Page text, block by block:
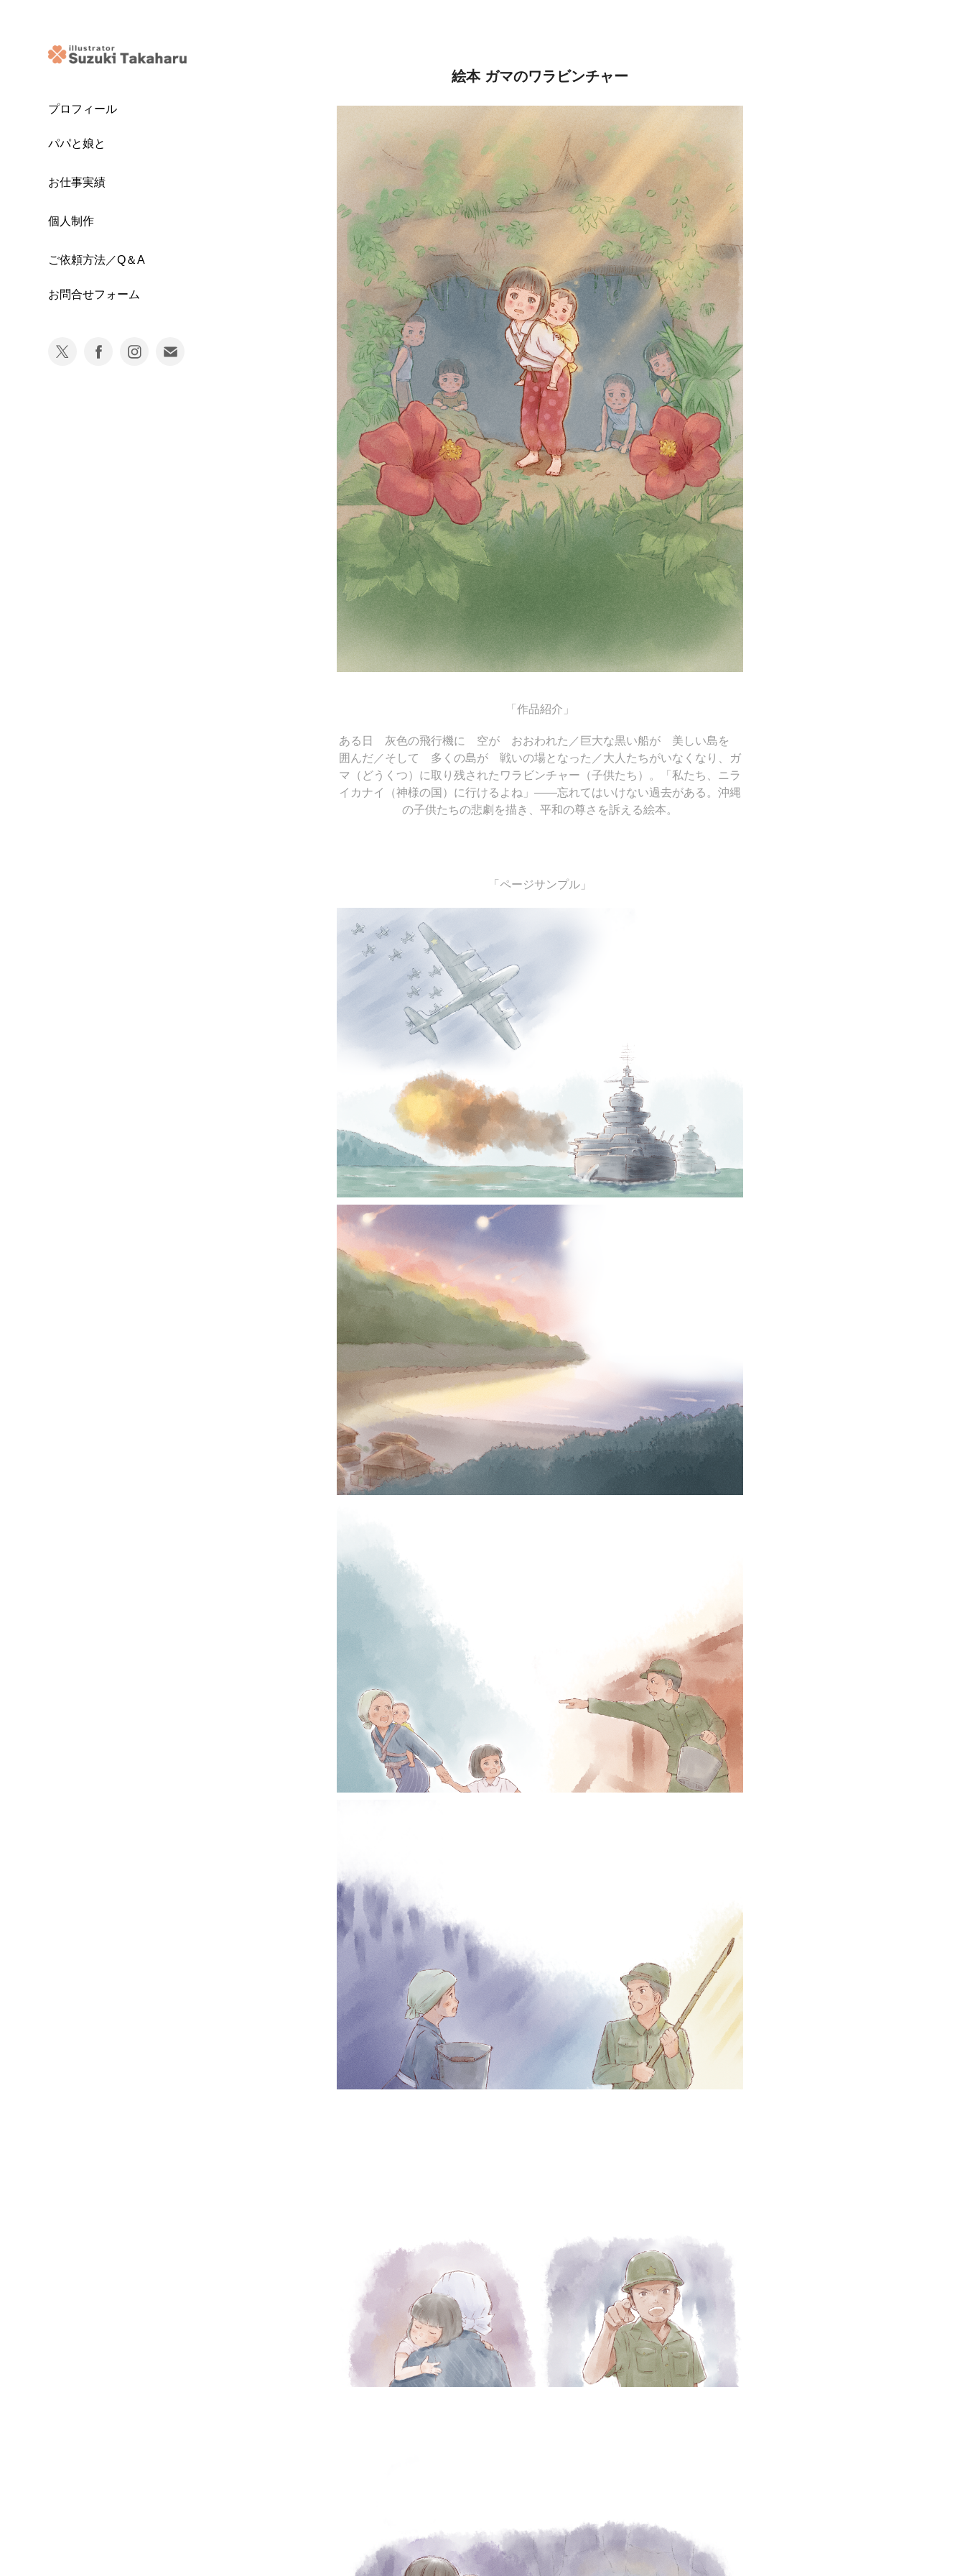
プロフィール
パパと娘と
お仕事実績
個人制作
ご依頼方法／Q＆A
お問合せフォーム
絵本 ガマのワラビンチャー
「作品紹介」
ある日 灰色の飛行機に 空が おおわれた／巨大な黒い船が 美しい島を
囲んだ／そして 多くの島が 戦いの場となった／大人たちがいなくなり、ガ
マ（どうくつ）に取り残されたワラビンチャー（子供たち）。「私たち、ニラ
イカナイ（神様の国）に行けるよね」――忘れてはいけない過去がある。沖縄
の子供たちの悲劇を描き、平和の尊さを訴える絵本。
「ページサンプル」